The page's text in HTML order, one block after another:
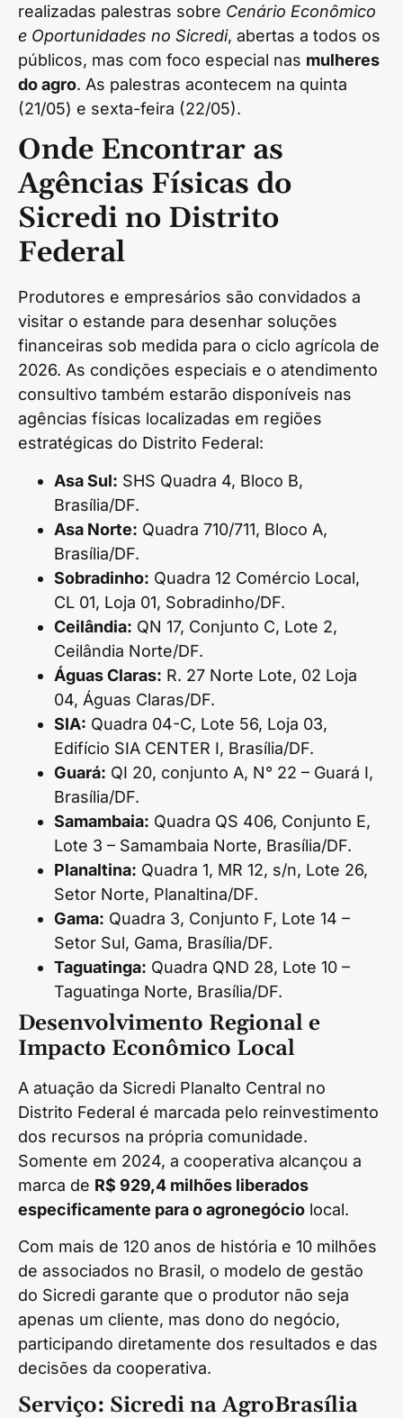
realizadas palestras sobre Cenário Econômico
e Oportunidades no Sicredi, abertas a todos os
públicos, mas com foco especial nas mulheres
do agro. As palestras acontecem na quinta
(21/05) e sexta-feira (22/05).
Onde Encontrar as
Agências Físicas do
Sicredi no Distrito
Federal
Produtores e empresários são convidados a
visitar o estande para desenhar soluções
financeiras sob medida para o ciclo agrícola de
2026. As condições especiais e o atendimento
consultivo também estarão disponíveis nas
agências físicas localizadas em regiões
estratégicas do Distrito Federal:
Asa Sul: SHS Quadra 4, Bloco B,
Brasília/DF.
Asa Norte: Quadra 710/711, Bloco A,
Brasília/DF.
Sobradinho: Quadra 12 Comércio Local,
CL 01, Loja 01, Sobradinho/DF.
Ceilândia: QN 17, Conjunto C, Lote 2,
Ceilândia Norte/DF.
Águas Claras: R. 27 Norte Lote, 02 Loja
04, Águas Claras/DF.
SIA: Quadra 04-C, Lote 56, Loja 03,
Edifício SIA CENTER I, Brasília/DF.
Guará: QI 20, conjunto A, N° 22 – Guará I,
Brasília/DF.
Samambaia: Quadra QS 406, Conjunto E,
Lote 3 – Samambaia Norte, Brasília/DF.
Planaltina: Quadra 1, MR 12, s/n, Lote 26,
Setor Norte, Planaltina/DF.
Gama: Quadra 3, Conjunto F, Lote 14 –
Setor Sul, Gama, Brasília/DF.
Taguatinga: Quadra QND 28, Lote 10 –
Taguatinga Norte, Brasília/DF.
Desenvolvimento Regional e
Impacto Econômico Local
A atuação da Sicredi Planalto Central no
Distrito Federal é marcada pelo reinvestimento
dos recursos na própria comunidade.
Somente em 2024, a cooperativa alcançou a
marca de R$ 929,4 milhões liberados
especificamente para o agronegócio local.
Com mais de 120 anos de história e 10 milhões
de associados no Brasil, o modelo de gestão
do Sicredi garante que o produtor não seja
apenas um cliente, mas dono do negócio,
participando diretamente dos resultados e das
decisões da cooperativa.
Serviço: Sicredi na AgroBrasília